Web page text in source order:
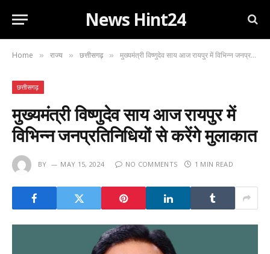
News Hint24
Home » राज्य » छत्तीसगढ़ » मुख्यमंत्री विष्णुदेव साय आज रायपुर में विभिन्न जनप्रतिनिधियों से करेंगे मुलाकात
छत्तीसगढ़
मुख्यमंत्री विष्णुदेव साय आज रायपुर में
विभिन्न जनप्रतिनिधियों से करेंगे मुलाकात
BY MAY 15, 2024 NO COMMENTS 1 MIN READ